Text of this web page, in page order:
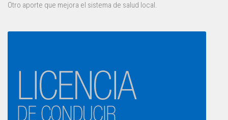
Otro aporte que mejora el sistema de salud local.